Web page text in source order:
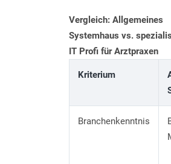
Vergleich: Allgemeines
Systemhaus vs.
IT Profi für Arztpraxen
Kriterium
Branchenkenntnis